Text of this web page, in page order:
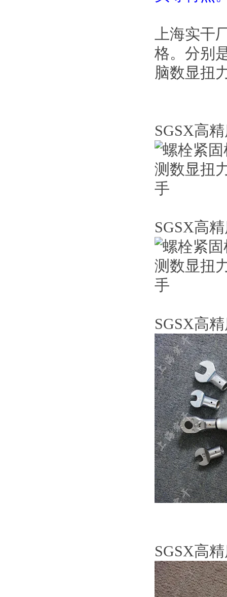
上海实干
格。分别
脑数显扭
SGSX高
SGSX高
SGSX高
SGSX高